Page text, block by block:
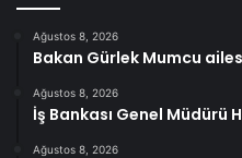
Ağustos 8, 2026
Bakan Gürlek Mumcu
Ağustos 8, 2026
İş Bankası Genel Müdürü
Ağustos 8, 2026